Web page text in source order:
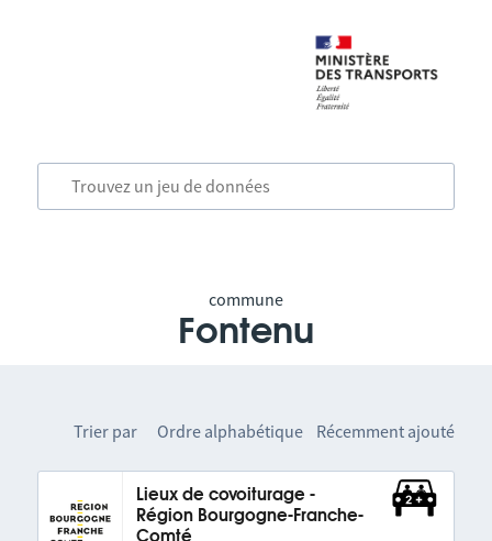
commune
Fontenu
Trier par Ordre alphabétique Récemment ajouté
Lieux de covoiturage -
Région Bourgogne-Franche-
Comté